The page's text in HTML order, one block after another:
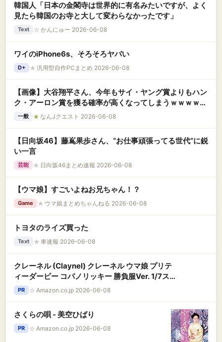
韓国人「日本の金閣寺は世界的に有名みたいですが、よく
見たら韓国のお寺と大して変わらなかったです」
Text ☆ かんにゅー 2026-06-08
ワイのiPhone6s、そろそろヤバい
D+ ★ 汎用型自作PCまとめ 2026-06-08
【画像】大谷翔平さん、今年もサイ・ヤング賞よりもハン
ク・アーロン賞を獲る確率が高くなってしまうｗｗｗｗｗ
ｗｗｗｗｗ
一般 ★ なんJクエスト 2026-06-08
【日向坂46】藤嶌果歩さん、“お仕事頑張ってる世代”に鋭
い一言
芸能 ★ 日向坂46まとめ速報 2026-06-08
【ウマ娘】すごいよねお兄ちゃん！？
Game ★ ウマ娘まとめちゃんねる 2026-06-08
トヨタのライズ買った
Text ★ 車速報 2026-06-08
クレーネル (Claynel) クレーネル ウマ娘 プリテ
ィーダービー コパノリッキー 勝負服Ver. 1/7スケ
ール PVC/ABS製 塗装済み 完成品 フィギュア
PR ☆ Amazon.co.jp 2026-06-08
さくらの唄 - 美空ひばり
PR ☆ Amazon.co.jp 2026-06-08